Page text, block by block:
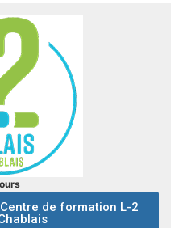
de formation L-2